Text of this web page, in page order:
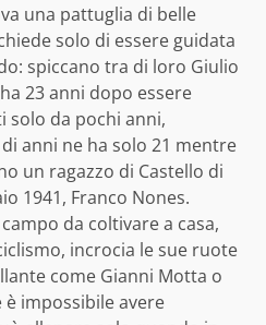
una pattuglia di belle
solo di essere guidata
spiccano tra di loro Giulio
23 anni dopo essere
solo da pochi anni,
anni ne ha solo 21 mentre
un ragazzo di Castello di
1941, Franco Nones.
da coltivare a casa,
incrocia le sue ruote
come Gianni Motta o
è impossibile avere